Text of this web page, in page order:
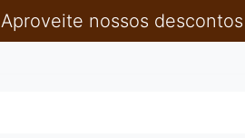
Aproveite nossos